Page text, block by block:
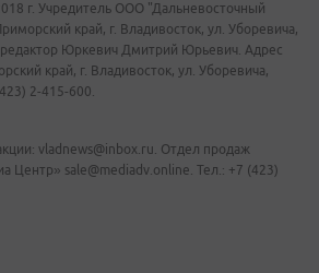
г. Учредитель ООО "Дальневосточный
край, г. Владивосток, ул. Уборевича,
Юркевич Дмитрий Юрьевич. Адрес
край, г. Владивосток, ул. Уборевича,
2-415-600.
vladnews@inbox.ru. Отдел продаж
Центр» sale@mediadv.online. Тел.: +7 (423)